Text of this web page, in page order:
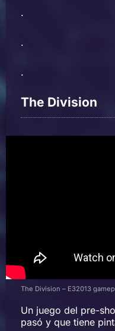
.
.
.
The Division
The Division – E32013
Un juego del pre-
pasó y que tiene